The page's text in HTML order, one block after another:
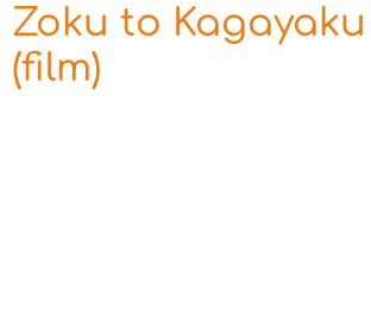
Zoku to
(film)